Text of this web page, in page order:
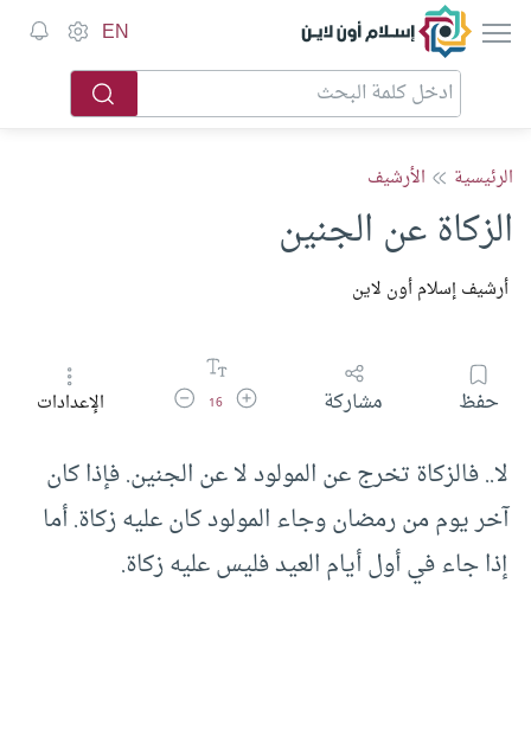
إسلام أون لاين EN
الرئيسية الأرشيف
الزكاة عن الجنين
أرشيف إسلام أون لاين
حفظ مشاركة زيادة حجم الخط
16 تقليل حجم الخطالإعدادات
لا.. فالزكاة تخرج عن المولود لا عن الجنين. فإذا كان
آخر يوم من رمضان وجاء المولود كان عليه زكاة. أما
إذا جاء في أول أيام العيد فليس عليه زكاة.